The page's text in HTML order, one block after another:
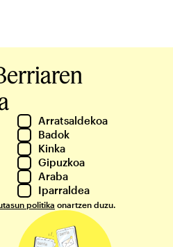
Arratsaldekoa
Badok
Kinka
Gipuzkoa
Araba
Iparraldea
politika onartzen duzu.